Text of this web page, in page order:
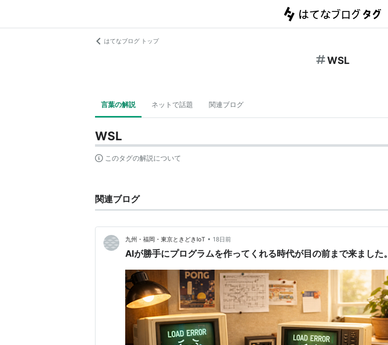
はてなブログ トップ
WSL
言葉の解説 ネットで話題 関連ブログ
WSL
このタグの解説について
関連ブログ
九州・福岡・東京ときどきIoT • 18日前
AIが勝手にプログラムを作ってくれる時代が目の前まで来ました。